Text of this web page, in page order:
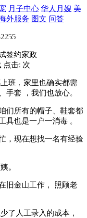
月子中心 华人月嫂 美
外服务 图文 问答
签约家政
点击: 次
班，家里也确实都需
手套 ，我们也放心。
们所有的帽子、鞋套都
具也是一户一消毒 。
，现在想找一名有经验
。
旧金山工作， 照顾老
了人工录入的成本，